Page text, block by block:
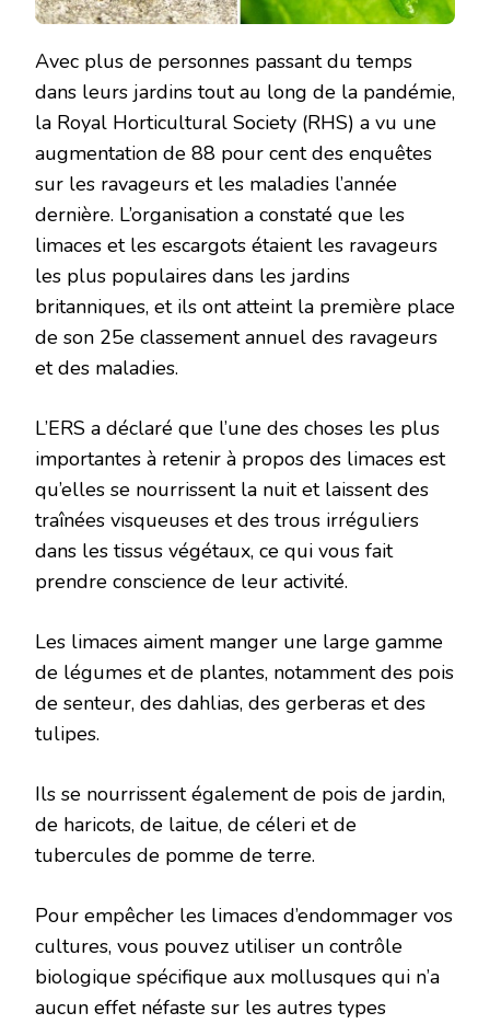
Avec plus de personnes passant du temps
dans leurs jardins tout au long de la pandémie,
la Royal Horticultural Society (RHS) a vu une
augmentation de 88 pour cent des enquêtes
sur les ravageurs et les maladies l’année
dernière. L’organisation a constaté que les
limaces et les escargots étaient les ravageurs
les plus populaires dans les jardins
britanniques, et ils ont atteint la première place
de son 25e classement annuel des ravageurs
et des maladies.
L’ERS a déclaré que l’une des choses les plus
importantes à retenir à propos des limaces est
qu’elles se nourrissent la nuit et laissent des
traînées visqueuses et des trous irréguliers
dans les tissus végétaux, ce qui vous fait
prendre conscience de leur activité.
Les limaces aiment manger une large gamme
de légumes et de plantes, notamment des pois
de senteur, des dahlias, des gerberas et des
tulipes.
Ils se nourrissent également de pois de jardin,
de haricots, de laitue, de céleri et de
tubercules de pomme de terre.
Pour empêcher les limaces d’endommager vos
cultures, vous pouvez utiliser un contrôle
biologique spécifique aux mollusques qui n’a
aucun effet néfaste sur les autres types